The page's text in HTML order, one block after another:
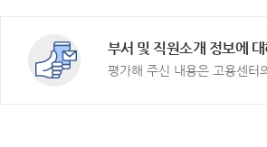
부서 및 직원소개 정보에
평가해 주신 내용은 고용센터